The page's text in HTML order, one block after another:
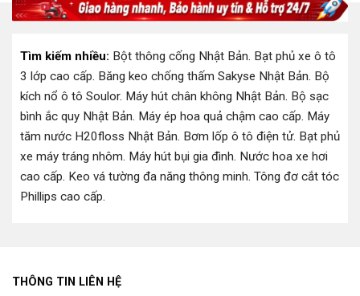
Tìm kiếm nhiều: Bột thông cống Nhật Bản. Bạt phủ xe ô tô
3 lớp cao cấp. Băng keo chống thấm Sakyse Nhật Bản. Bộ
kích nổ ô tô Soulor. Máy hút chân không Nhật Bản. Bộ sạc
bình ắc quy Nhật Bản. Máy ép hoa quả chậm cao cấp. Máy
tăm nước H20floss Nhật Bản. Bơm lốp ô tô điện tử. Bạt phủ
xe máy tráng nhôm. Máy hút bụi gia đình. Nước hoa xe hơi
cao cấp. Keo vá tường đa năng thông minh. Tông đơ cắt tóc
Phillips cao cấp.
THÔNG TIN LIÊN HỆ